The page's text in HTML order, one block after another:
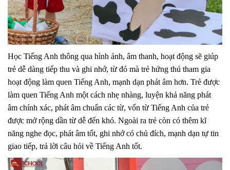
Học Tiếng Anh thông qua hình ảnh, âm thanh, hoạt động sẽ giúp
trẻ dễ dàng tiếp thu và ghi nhớ, từ đó mà trẻ hứng thú tham gia
hoạt động làm quen Tiếng Anh, mạnh dạn phát âm hơn. Trẻ được
làm quen Tiếng Anh một cách nhẹ nhàng, luyện khả năng phát
âm chính xác, phát âm chuẩn các từ, vốn từ Tiếng Anh của trẻ
được mở rộng dần từ dễ đến khó. Ngoài ra trẻ còn có thêm kĩ
năng nghe đọc, phát âm tốt, ghi nhớ có chủ đích, mạnh dạn tự tin
giao tiếp, trả lời câu hỏi về Tiếng Anh tốt.